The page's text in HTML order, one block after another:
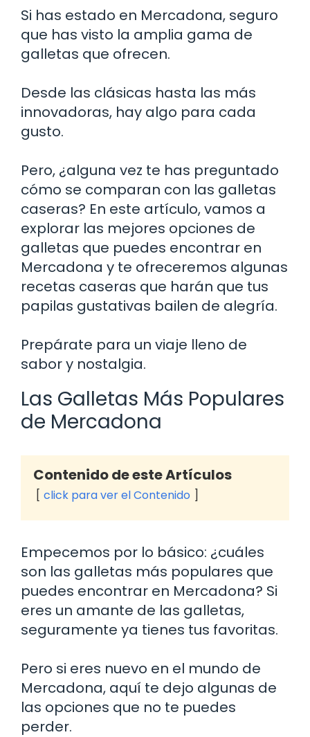
Si has estado en Mercadona, seguro
que has visto la amplia gama de
galletas que ofrecen.
Desde las clásicas hasta las más
innovadoras, hay algo para cada
gusto.
Pero, ¿alguna vez te has preguntado
cómo se comparan con las galletas
caseras? En este artículo, vamos a
explorar las mejores opciones de
galletas que puedes encontrar en
Mercadona y te ofreceremos algunas
recetas caseras que harán que tus
papilas gustativas bailen de alegría.
Prepárate para un viaje lleno de
sabor y nostalgia.
Las Galletas Más Populares
de Mercadona
Contenido de este Artículos
click para ver el Contenido
Empecemos por lo básico: ¿cuáles
son las galletas más populares que
puedes encontrar en Mercadona? Si
eres un amante de las galletas,
seguramente ya tienes tus favoritas.
Pero si eres nuevo en el mundo de
Mercadona, aquí te dejo algunas de
las opciones que no te puedes
perder.